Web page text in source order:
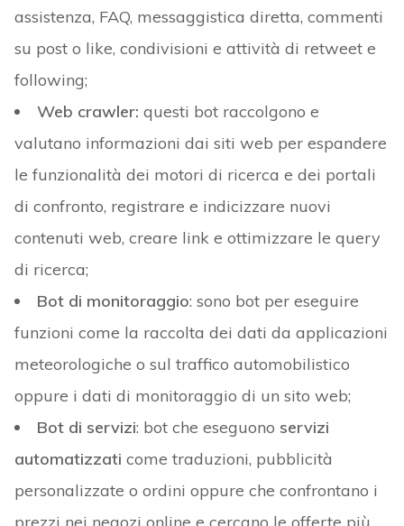
assistenza, FAQ, messaggistica diretta, commenti
su post o like, condivisioni e attività di retweet e
following;
Web crawler: questi bot raccolgono e
valutano informazioni dai siti web per espandere
le funzionalità dei motori di ricerca e dei portali
di confronto, registrare e indicizzare nuovi
contenuti web, creare link e ottimizzare le query
di ricerca;
Bot di monitoraggio: sono bot per eseguire
funzioni come la raccolta dei dati da applicazioni
meteorologiche o sul traffico automobilistico
oppure i dati di monitoraggio di un sito web;
Bot di servizi: bot che eseguono servizi
automatizzati come traduzioni, pubblicità
personalizzate o ordini oppure che confrontano i